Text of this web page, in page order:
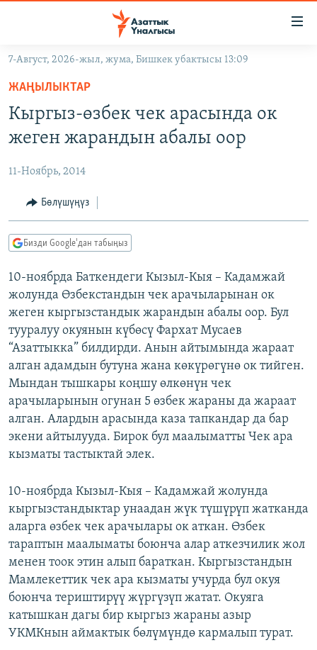
Навигацияга
өтүңүз
Издөөгө
салыңызКЫРГЫЗСТАН
ЭКОНОМИКА
МАДАНИЯТ
ДҮЙНӨ
БОРБОР АЗИЯ
АТАЙЫН ИЛИКТӨӨ
ТВ ПРОГРАММАЛАР
ЭКСПЕРТТЕР ТАЛДАЙТ
БИЗ ЖАНА ДҮЙНӨ
ДАНИСТЕ
ЭЖЕ-СИҢДИЛЕР
ЫҢГАЙСЫЗ СУРООЛОР
ӨЗГӨЧӨ ПИКИР
Русский
ОНЛАЙН ШЕРИНЕ
ЭЕ/АРнун бардык сайттары
7-Август, 2026-жыл, жума, Бишкек убактысы 13:09
ЖАҢЫЛЫКТАР
Кыргыз-өзбек чек арасында ок
жеген жарандын абалы оор
11-Ноябрь, 2014
Бөлүшүңүз
Бизди Google'дан табыңыз
10-ноябрда Баткендеги Кызыл-Кыя – Кадамжай
жолунда Өзбекстандын чек арачыларынан ок
жеген кыргызстандык жарандын абалы оор. Бул
тууралуу окуянын күбөсү Фархат Мусаев
“Азаттыкка” билдирди. Анын айтымында жараат
алган адамдын бутуна жана көкүрөгүнө ок тийген.
Мындан тышкары коңшу өлкөнүн чек
арачыларынын огунан 5 өзбек жараны да жараат
алган. Алардын арасында каза тапкандар да бар
экени айтылууда. Бирок бул маалыматты Чек ара
кызматы тастыктай элек.
10-ноябрда Кызыл-Кыя – Кадамжай жолунда
кыргызстандыктар унаадан жүк түшүрүп жатканда
аларга өзбек чек арачылары ок аткан. Өзбек
тараптын маалыматы боюнча алар аткезчилик жол
менен тоок этин алып бараткан. Кыргызстандын
Мамлекеттик чек ара кызматы учурда бул окуя
боюнча териштирүү жүргүзүп жатат. Окуяга
катышкан дагы бир кыргыз жараны азыр
УКМКнын аймактык бөлүмүндө кармалып турат.